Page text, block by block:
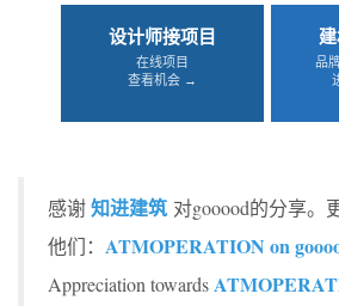
设计师接项目
在线项目
查看机会 →
品
感谢知进建筑 对gooood的分享。
他们： ATMOPERATION on
Appreciation towards